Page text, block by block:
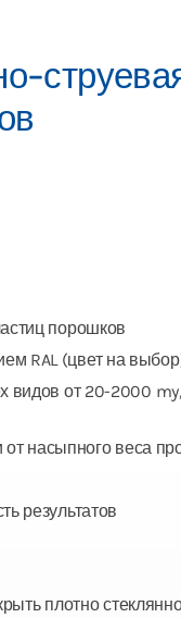
порошков
RAL (цвет на
от 20-2000
насыпного веса
результатов
плотно